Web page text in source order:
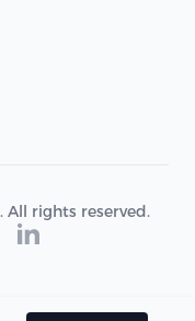
All rights reserved.